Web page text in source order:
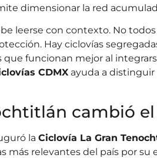
dimensionar la red
leerse con contexto. No
Hay ciclovías
que funcionan mejor al
CDMX ayuda a
cambió
la Ciclovía La Gran
más relevantes del país por su